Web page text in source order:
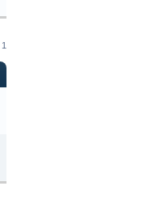
1